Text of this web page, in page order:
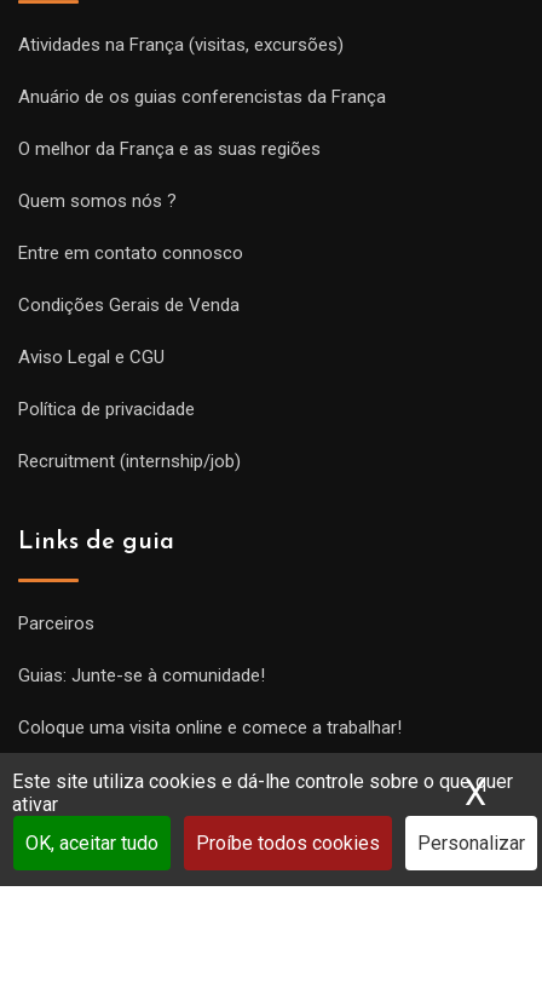
Este site utiliza cookies e dá-lhe controle sobre o que quer
ativar
OK, aceitar tudo
Proíbe todos cookies Personalizar
X
Atividades na França (visitas, excursões)
Anuário de os guias conferencistas da França
O melhor da França e as suas regiões
Quem somos nós ?
Entre em contato connosco
Condições Gerais de Venda
Aviso Legal e CGU
Política de privacidade
Recruitment (internship/job)
Links de guia
Parceiros
Guias: Junte-se à comunidade!
Coloque uma visita online e comece a trabalhar!